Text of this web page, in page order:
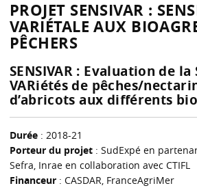
PROJET SENSIVAR :
VARIÉTALE AUX
PÊCHERS
SENSIVAR : Evaluation de
VARiétés de pêches/
d’abricots aux différents
Durée : 2018-21
Porteur du projet : SudExpé en
Sefra, Inrae en collaboration avec CTIFL
Financeur : CASDAR, FranceAgriMer